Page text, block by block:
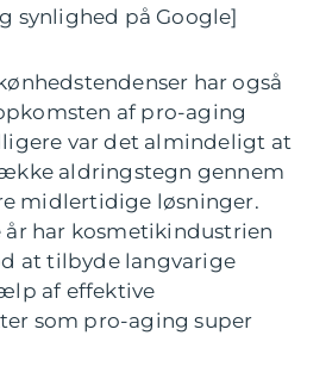
synlighed på Google]
har også
af pro-aging
var det almindeligt at
aldringstegn gennem
midlertidige løsninger.
år har kosmetikindustrien
at tilbyde langvarige
af effektive
som pro-aging super